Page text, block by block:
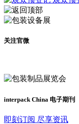
关注官微
interpack China 电子期刊
即刻订阅 尽享资讯